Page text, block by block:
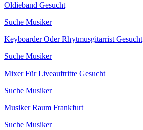
Oldieband Gesucht
Suche Musiker
Keyboarder Oder Rhytmusgitarrist Gesucht
Suche Musiker
Mixer Für Liveauftritte Gesucht
Suche Musiker
Musiker Raum Frankfurt
Suche Musiker